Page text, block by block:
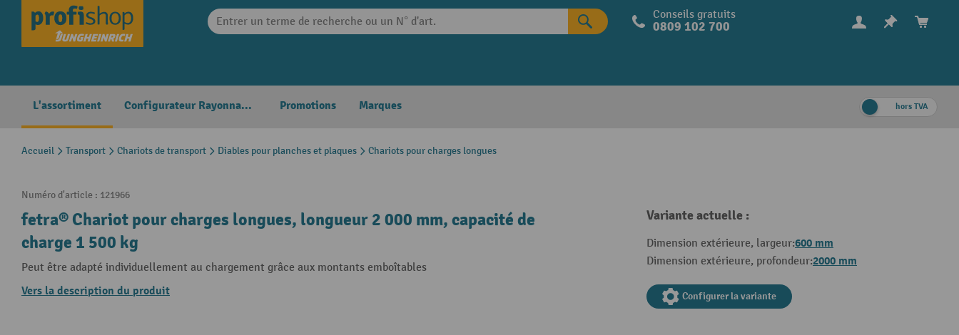
Skip to main navigation Conseils gratuits
0809 102 700
L'assortiment Configurateur Rayonnages Promotions Marques hors TVA
Accueil Transport Chariots de transport Diables pour planches et plaques Chariots pour charges longues
Numéro d'article : 121966
fetra® Chariot pour charges longues, longueur 2 000 mm, capacité de
charge 1 500 kg
Peut être adapté individuellement au chargement grâce aux montants emboîtables
Vers la description du produit
Variante actuelle :
Dimension extérieure, largeur:600 mm
Dimension extérieure, profondeur:2000 mm
Configurer la variante